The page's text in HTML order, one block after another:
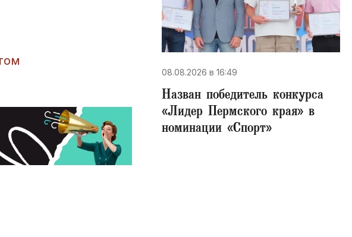
08.08.2026 в 16:49
Назван победитель конкурса
«Лидер Пермского края» в
номинации «Спорт»